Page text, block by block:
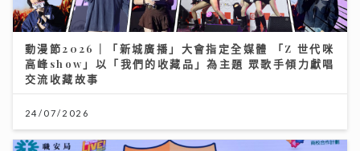
動漫節2026｜「新城廣播」大會指定全媒體 「Z 世代咪
高峰show」以「我們的收藏品」為主題 眾歌手傾力獻唱
交流收藏故事
24/07/2026